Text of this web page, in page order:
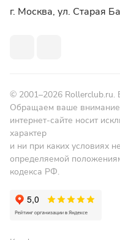
г. Москва, ул. Старая
© 2001–2026
Обращаем ваше
интернет-сайте носит
характер
и ни при каких условиях
определяемой
кодекса РФ.